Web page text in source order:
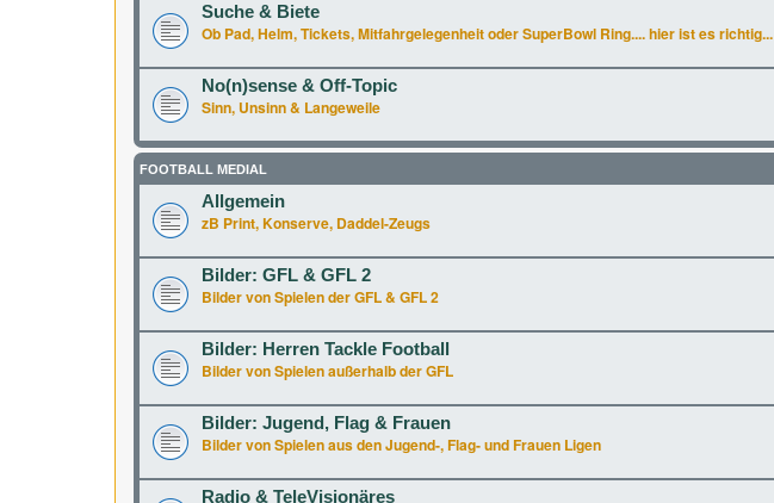
Suche & Biete
Ob Pad, Helm, Tickets, Mitfahrgelegenheit oder SuperBowl Ring.... hier ist es richtig...
No(n)sense & Off-Topic
Sinn, Unsinn & Langeweile
FOOTBALL MEDIAL
Allgemein
zB Print, Konserve, Daddel-Zeugs
Bilder: GFL & GFL 2
Bilder von Spielen der GFL & GFL 2
Bilder: Herren Tackle Football
Bilder von Spielen außerhalb der GFL
Bilder: Jugend, Flag & Frauen
Bilder von Spielen aus den Jugend-, Flag- und Frauen Ligen
Radio & TeleVisionäres